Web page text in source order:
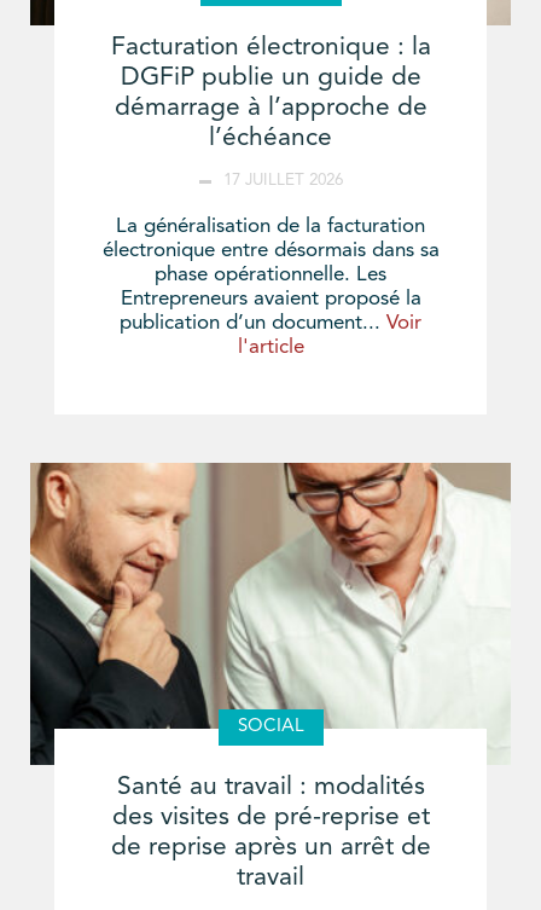
Facturation électronique : la
DGFiP publie un guide de
démarrage à l’approche de
l’échéance
17 JUILLET 2026
La généralisation de la facturation
électronique entre désormais dans sa
phase opérationnelle. Les
Entrepreneurs avaient proposé la
publication d’un document... Voir
l'article
SOCIAL
Santé au travail : modalités
des visites de pré-reprise et
de reprise après un arrêt de
travail